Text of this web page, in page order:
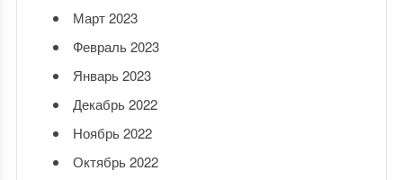
Март 2023
Февраль 2023
Январь 2023
Декабрь 2022
Ноябрь 2022
Октябрь 2022